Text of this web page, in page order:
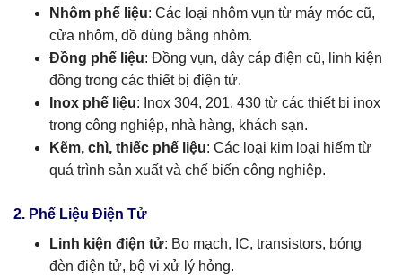
Nhôm phế liệu: Các loại nhôm vụn từ máy móc cũ,
cửa nhôm, đồ dùng bằng nhôm.
Đồng phế liệu: Đồng vụn, dây cáp điện cũ, linh kiện
đồng trong các thiết bị điện tử.
Inox phế liệu: Inox 304, 201, 430 từ các thiết bị inox
trong công nghiệp, nhà hàng, khách sạn.
Kẽm, chì, thiếc phế liệu: Các loại kim loại hiếm từ
quá trình sản xuất và chế biến công nghiệp.
2. Phế Liệu Điện Tử
Linh kiện điện tử: Bo mạch, IC, transistors, bóng
đèn điện tử, bộ vi xử lý hỏng.